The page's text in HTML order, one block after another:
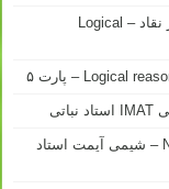
نمونه سوالات آیمت ایتالیا – استدلال و منطق – تفکر نقاد – Logical
آیمت ایتالیا – پاسخ سوال ۲۴۳ فصل ۲ جزوه N-Chem – شیمی آیمت استاد